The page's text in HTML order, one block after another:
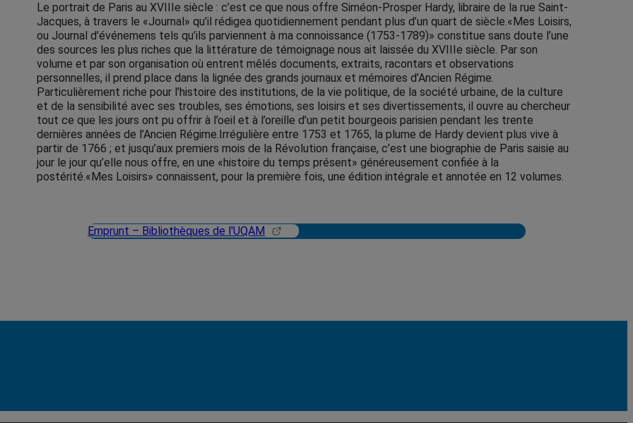
Le portrait de Paris au XVIIIe siècle : c’est ce que nous offre Siméon-Prosper Hardy, libraire de la rue Saint-
Jacques, à travers le «Journal» qu’il rédigea quotidiennement pendant plus d’un quart de siècle.«Mes Loisirs,
ou Journal d’événemens tels qu’ils parviennent à ma connoissance (1753-1789)» constitue sans doute l’une
des sources les plus riches que la littérature de témoignage nous ait laissée du XVIIIe siècle. Par son
volume et par son organisation où entrent mêlés documents, extraits, racontars et observations
personnelles, il prend place dans la lignée des grands journaux et mémoires d’Ancien Régime.
Particulièrement riche pour l’histoire des institutions, de la vie politique, de la société urbaine, de la culture
et de la sensibilité avec ses troubles, ses émotions, ses loisirs et ses divertissements, il ouvre au chercheur
tout ce que les jours ont pu offrir à l’oeil et à l’oreille d’un petit bourgeois parisien pendant les trente
dernières années de l’Ancien Régime.Irrégulière entre 1753 et 1765, la plume de Hardy devient plus vive à
partir de 1766 ; et jusqu’aux premiers mois de la Révolution française, c’est une biographie de Paris saisie au
jour le jour qu’elle nous offre, en une «histoire du temps présent» généreusement confiée à la
postérité.«Mes Loisirs» connaissent, pour la première fois, une édition intégrale et annotée en 12 volumes.
Emprunt – Bibliothèques de l'UQAM